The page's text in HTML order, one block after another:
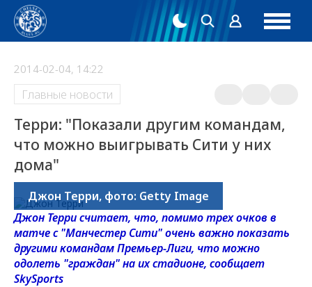
2014-02-04, 14:22
Главные новости
Терри: "Показали другим командам,
что можно выигрывать Сити у них
дома"
Джон Терри, фото: Getty Image
Джон Терри считает, что, помимо трех очков в
матче с "Манчестер Сити" очень важно показать
другими командам Премьер-Лиги, что можно
одолеть "граждан" на их стадионе, сообщает
SkySports